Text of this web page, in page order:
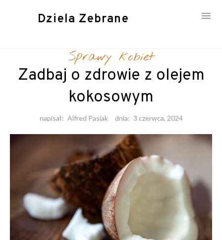
content
Dziela Zebrane
Sprawy kobiet
Zadbaj o zdrowie z olejem
kokosowym
napisał: Alfred Pasiak dnia: 3 czerwca, 2024